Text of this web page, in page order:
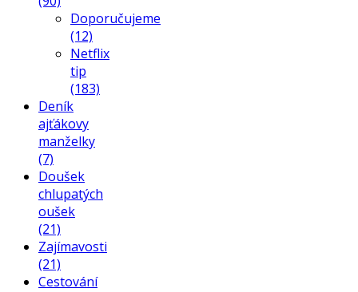
Doporučujeme
(12)
Netflix
tip
(183)
Deník
ajťákovy
manželky
(7)
Doušek
chlupatých
oušek
(21)
Zajímavosti
(21)
Cestování